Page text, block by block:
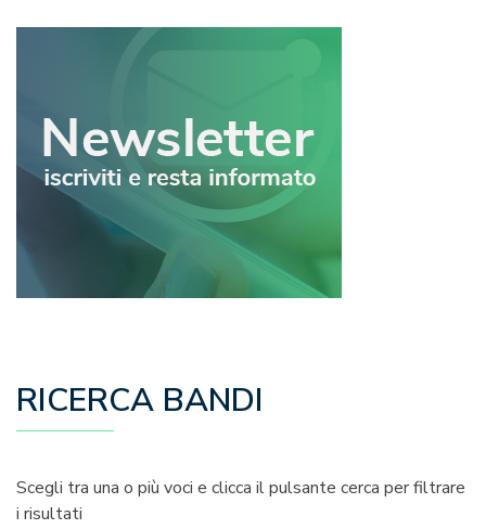
RICERCA BANDI
Scegli tra una o più voci e clicca il pulsante cerca per filtrare
i risultati